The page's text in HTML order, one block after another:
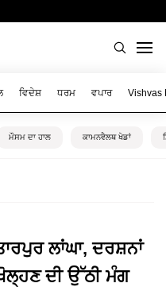
ਵਿਦੇਸ਼ ਧਰਮ ਵਪਾਰ Vishvas
ਮੌਸਮ ਦਾ ਹਾਲ ਕਾਮਨਵੈਲਥ ਖੇਡਾਂ
ਲਾਂਘਾ, ਦਰਸ਼ਨਾਂ
ਦੀ ਉੱਠੀ ਮੰਗ